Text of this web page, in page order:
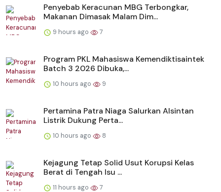
Penyebab Keracunan MBG Terbongkar,
Makanan Dimasak Malam Dim...
9 hours ago 7
Program PKL Mahasiswa Kemendiktisaintek
Batch 3 2026 Dibuka,...
10 hours ago 9
Pertamina Patra Niaga Salurkan Alsintan
Listrik Dukung Perta...
10 hours ago 8
Kejagung Tetap Solid Usut Korupsi Kelas
Berat di Tengah Isu ...
11 hours ago 7